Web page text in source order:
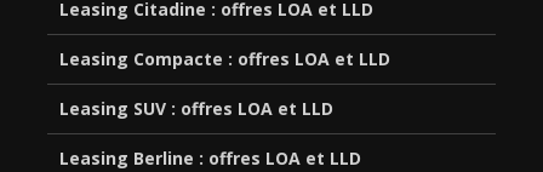
Leasing Citadine : offres LOA et LLD
Leasing Compacte : offres LOA et LLD
Leasing SUV : offres LOA et LLD
Leasing Berline : offres LOA et LLD